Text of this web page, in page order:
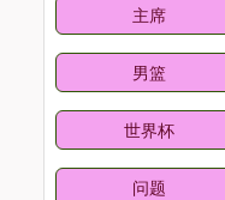
主席
男篮
世界杯
问题